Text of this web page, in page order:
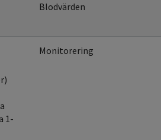
Blodvärden
Monitorering
1-